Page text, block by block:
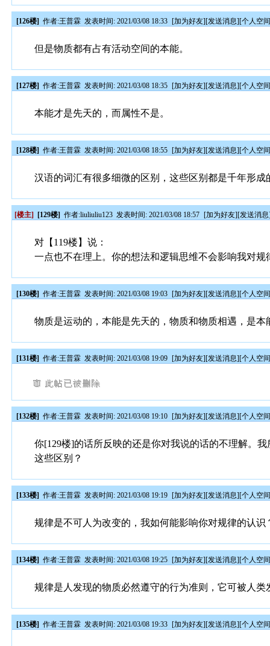
[126楼] 作者:王普霖 发表时间: 2021/03/08 18:33 [加为好友][发送消息][个人空
但是物质都有占有活动空间的本能。
[127楼] 作者:王普霖 发表时间: 2021/03/08 18:35 [加为好友][发送消息][个人空
本能才是先天的，而属性不是。
[128楼] 作者:王普霖 发表时间: 2021/03/08 18:55 [加为好友][发送消息][个人空
汉语的词汇有很多细微的区别，这些区别都是千年形
[楼主] [129楼] 作者:liuliuliu123 发表时间: 2021/03/08 18:57 [加为好友][发送消息
对【119楼】说：
一点也不在理上。你的想法和逻辑思维不会影响我对规
[130楼] 作者:王普霖 发表时间: 2021/03/08 19:03 [加为好友][发送消息][个人空
物质是运动的，本能是先天的，物质和物质相遇，是本
[131楼] 作者:王普霖 发表时间: 2021/03/08 19:09 [加为好友][发送消息][个人空
[132楼] 作者:王普霖 发表时间: 2021/03/08 19:10 [加为好友][发送消息][个人空
你[129楼]的话所反映的还是你对我说的话的不理解。
这些区别？
[133楼] 作者:王普霖 发表时间: 2021/03/08 19:19 [加为好友][发送消息][个人空
规律是不可人为改变的，我如何能影响你对规律的认识
[134楼] 作者:王普霖 发表时间: 2021/03/08 19:25 [加为好友][发送消息][个人空
规律是人发现的物质必然遵守的行为准则，它可被人
[135楼] 作者:王普霖 发表时间: 2021/03/08 19:33 [加为好友][发送消息][个人空